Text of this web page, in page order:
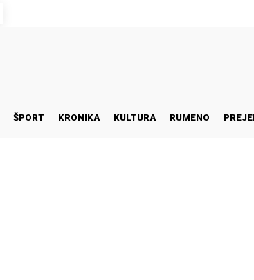
ŠPORT KRONIKA KULTURA RUMENO